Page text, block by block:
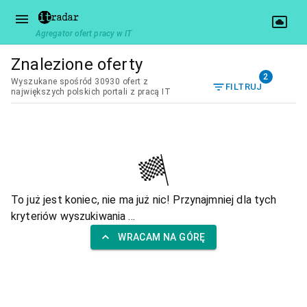
Agregator ofert pracy w IT
Znalezione oferty
Wyszukane spośród 30930 ofert z
największych polskich portali z pracą IT
FILTRUJ
2
To już jest koniec, nie ma już nic! Przynajmniej dla tych
kryteriów wyszukiwania ...
WRACAM NA GÓRĘ